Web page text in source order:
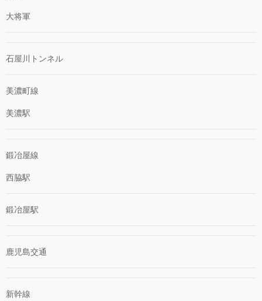
大将軍
石屋川トンネル
美濃町線
美濃駅
鍛冶屋線
西脇駅
鍛冶屋駅
鹿児島交通
新幹線